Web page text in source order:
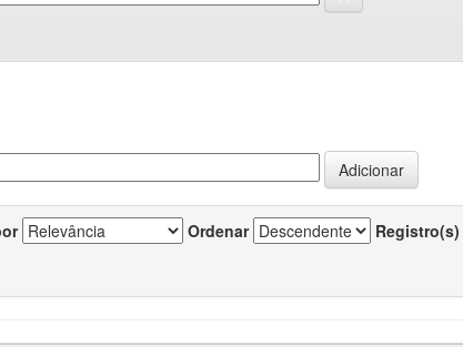
Ordenar Registro(s)